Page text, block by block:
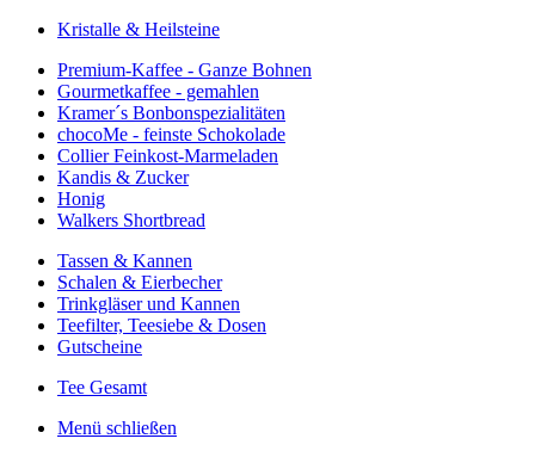
Kristalle & Heilsteine
Premium-Kaffee - Ganze Bohnen
Gourmetkaffee - gemahlen
Kramer´s Bonbonspezialitäten
chocoMe - feinste Schokolade
Collier Feinkost-Marmeladen
Kandis & Zucker
Honig
Walkers Shortbread
Tassen & Kannen
Schalen & Eierbecher
Trinkgläser und Kannen
Teefilter, Teesiebe & Dosen
Gutscheine
Tee Gesamt
Menü schließen